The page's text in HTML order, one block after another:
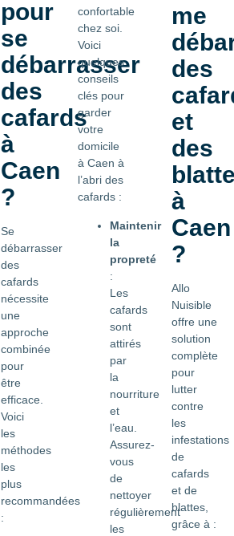
pour
se
débarrasser
des
cafards
à
Caen
?
Se
débarrasser
des
cafards
nécessite
une
approche
combinée
pour
être
efficace.
Voici
les
méthodes
les
plus
recommandées
:
confortable
chez soi.
Voici
quelques
conseils
clés pour
garder
votre
domicile
à Caen à
l’abri des
cafards :
Maintenir
la
propreté
:
Les
cafards
sont
attirés
par
la
nourriture
et
l’eau.
Assurez-
vous
de
nettoyer
régulièrement
les
me
des
et
des
à
Caen
?
Allo
Nuisible
offre une
solution
complète
pour
lutter
contre
les
infestations
de
cafards
et de
blattes,
grâce à :